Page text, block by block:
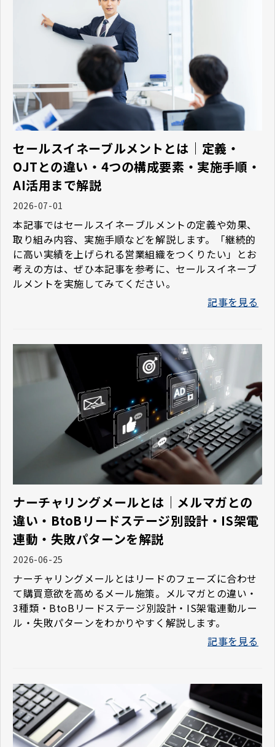
セールスイネーブルメントとは｜定義・
OJTとの違い・4つの構成要素・実施手順・
AI活用まで解説
2026-07-01
本記事ではセールスイネーブルメントの定義や効果、
取り組み内容、実施手順などを解説します。「継続的
に高い実績を上げられる営業組織をつくりたい」とお
考えの方は、ぜひ本記事を参考に、セールスイネーブ
ルメントを実施してみてください。
記事を見る
ナーチャリングメールとは｜メルマガとの
違い・BtoBリードステージ別設計・IS架電
連動・失敗パターンを解説
2026-06-25
ナーチャリングメールとはリードのフェーズに合わせ
て購買意欲を高めるメール施策。メルマガとの違い・
3種類・BtoBリードステージ別設計・IS架電連動ルー
ル・失敗パターンをわかりやすく解説します。
記事を見る